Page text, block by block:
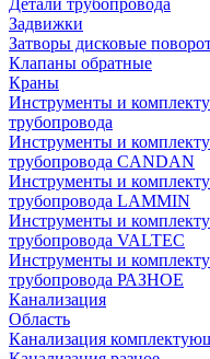
Детали трубопровода
Задвижки
Затворы дисковые
Клапаны обратные
Краны
Инструменты и
трубопровода
Инструменты и
трубопровода CANDAN
Инструменты и
трубопровода LAMMIN
Инструменты и
трубопровода VALTEC
Инструменты и
трубопровода РАЗНОЕ
Канализация
Область
Канализация